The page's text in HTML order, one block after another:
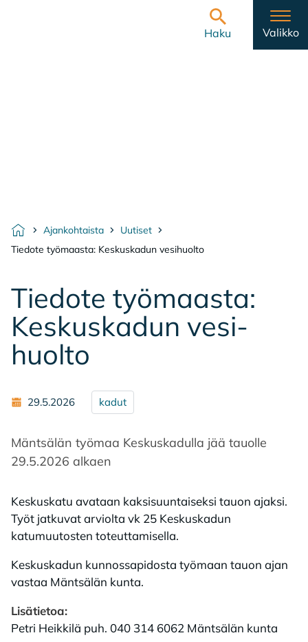
Haku
Valikko
Etusivu
Ajankohtaista
Uutiset
Tiedote työmaasta: Keskuskadun vesihuolto
Tie­do­te työ­maas­ta:
Kes­kus­ka­dun ve­si­
huol­to
29.5.2026 kadut
Mäntsälän työmaa Keskuskadulla jää tauolle
29.5.2026 alkaen
Keskuskatu avataan kaksisuuntaiseksi tauon ajaksi.
Työt jatkuvat arviolta vk 25 Keskuskadun
katumuutosten toteuttamisella.
Keskuskadun kunnossapidosta työmaan tauon ajan
vastaa Mäntsälän kunta.
Lisätietoa:
Petri Heikkilä puh. 040 314 6062 Mäntsälän kunta